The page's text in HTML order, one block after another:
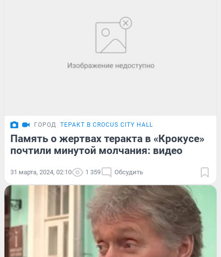
ГОРОД ТЕРАКТ В CROCUS CITY HALL
Память о жертвах теракта в «Крокусе»
почтили минутой молчания: видео
31 марта, 2024, 02:10 1 359 Обсудить